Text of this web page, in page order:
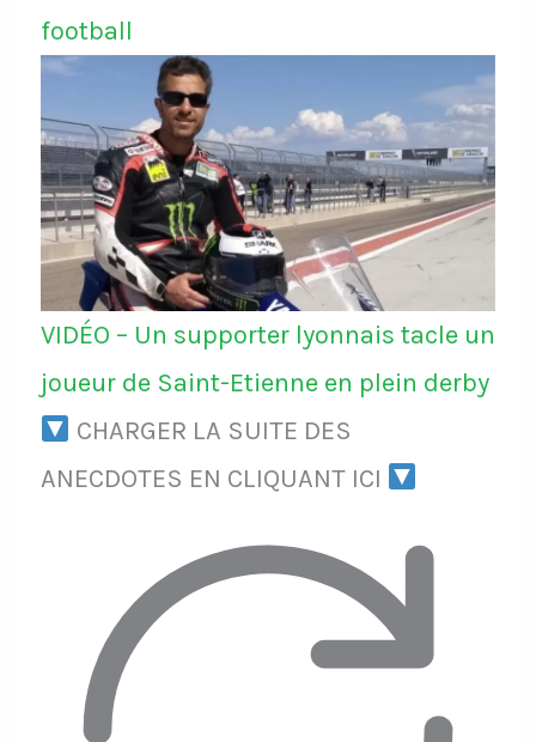
football
VIDÉO – Un supporter lyonnais tacle un
joueur de Saint-Etienne en plein derby
CHARGER LA SUITE DES
ANECDOTES EN CLIQUANT ICI